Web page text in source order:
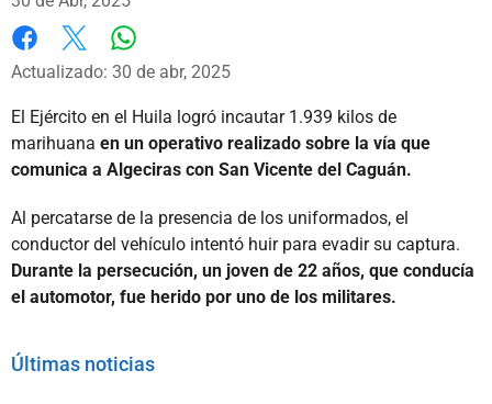
Facebook
X
Actualizado: 30 de abr, 2025
El Ejército en el Huila logró incautar 1.939 kilos de
marihuana en un operativo realizado sobre la vía que
comunica a Algeciras con San Vicente del Caguán.
Al percatarse de la presencia de los uniformados, el
conductor del vehículo intentó huir para evadir su captura.
Durante la persecución, un joven de 22 años, que conducía
el automotor, fue herido por uno de los militares.
Últimas noticias